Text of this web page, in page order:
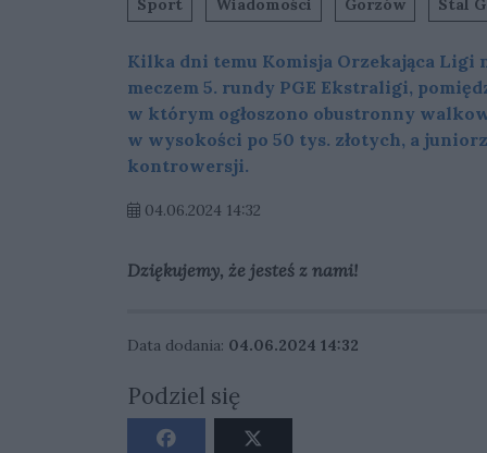
Sport Wiadomości Gorzów Stal
Kilka dni temu Komisja Orzekająca Ligi
meczem 5. rundy PGE Ekstraligi,
w którym ogłoszono obustronny
w wysokości po 50 tys. złotych, a
kontrowersji.
04.06.2024 14:32
Dziękujemy, że jesteś z nami!
Data dodania: 04.06.2024 14:32
Podziel się